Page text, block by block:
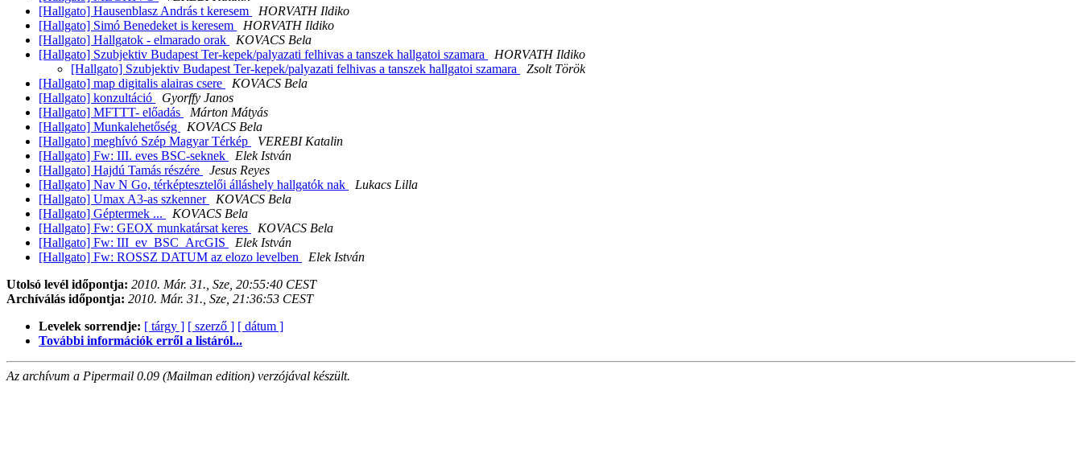
[Hallgato] Hausenblasz András t keresem
HORVATH Ildiko
[Hallgato] Simó Benedeket is keresem
HORVATH Ildiko
[Hallgato] Hallgatok - elmarado orak
KOVACS Bela
[Hallgato] Szubjektiv Budapest Ter-kepek/palyazati felhivas a tanszek hallgatoi szamara
HORVATH Ildiko
[Hallgato] Szubjektiv Budapest Ter-kepek/palyazati felhivas a tanszek hallgatoi szamara
Zsolt Török
[Hallgato] map digitalis alairas csere
KOVACS Bela
[Hallgato] konzultáció
Gyorffy Janos
[Hallgato] MFTTT- előadás
Márton Mátyás
[Hallgato] Munkalehetőség
KOVACS Bela
[Hallgato] meghívó Szép Magyar Térkép
VEREBI Katalin
[Hallgato] Fw: III. eves BSC-seknek
Elek István
[Hallgato] Hajdú Tamás részére
Jesus Reyes
[Hallgato] Nav N Go, térképtesztelői álláshely hallgatók nak
Lukacs Lilla
[Hallgato] Umax A3-as szkenner
KOVACS Bela
[Hallgato] Géptermek ...
KOVACS Bela
[Hallgato] Fw: GEOX munkatársat keres
KOVACS Bela
[Hallgato] Fw: III_ev_BSC_ArcGIS
Elek István
[Hallgato] Fw: ROSSZ DATUM az elozo levelben
Elek István
Utolsó levél időpontja: 2010. Már. 31., Sze, 20:55:40 CEST
Archíválás időpontja: 2010. Már. 31., Sze, 21:36:53 CEST
Levelek sorrendje: [ tárgy ] [ szerző ] [ dátum ]
További információk erről a listáról...
Az archívum a Pipermail 0.09 (Mailman edition) verzójával készült.